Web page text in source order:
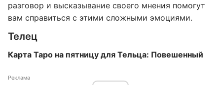
разговор и высказывание своего мнения помогут
вам справиться с этими сложными эмоциями.
Телец
Карта Таро на пятницу для Тельца: Повешенный
Реклама